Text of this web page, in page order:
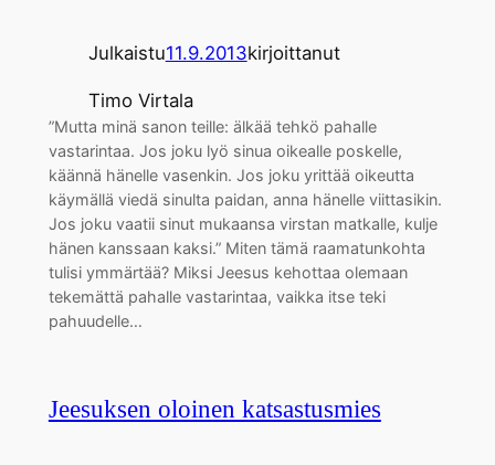
Julkaistu11.9.2013kirjoittanut
Timo Virtala
”Mutta minä sanon teille: älkää tehkö pahalle
vastarintaa. Jos joku lyö sinua oikealle poskelle,
käännä hänelle vasenkin. Jos joku yrittää oikeutta
käymällä viedä sinulta paidan, anna hänelle viittasikin.
Jos joku vaatii sinut mukaansa virstan matkalle, kulje
hänen kanssaan kaksi.” Miten tämä raamatunkohta
tulisi ymmärtää? Miksi Jeesus kehottaa olemaan
tekemättä pahalle vastarintaa, vaikka itse teki
pahuudelle…
Jeesuksen oloinen katsastusmies